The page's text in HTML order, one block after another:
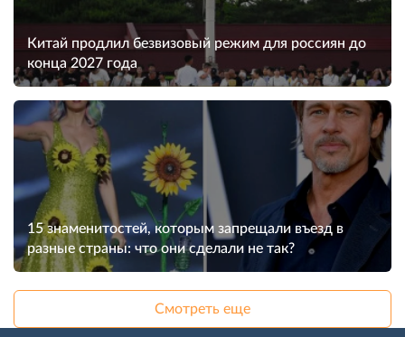
Китай продлил безвизовый режим для россиян до
конца 2027 года
15 знаменитостей, которым запрещали въезд в
разные страны: что они сделали не так?
Смотреть еще